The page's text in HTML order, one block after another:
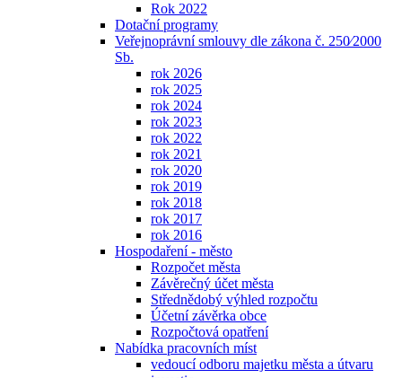
Rok 2022
Dotační programy
Veřejnoprávní smlouvy dle zákona č. 250⁄2000
Sb.
rok 2026
rok 2025
rok 2024
rok 2023
rok 2022
rok 2021
rok 2020
rok 2019
rok 2018
rok 2017
rok 2016
Hospodaření - město
Rozpočet města
Závěrečný účet města
Střednědobý výhled rozpočtu
Účetní závěrka obce
Rozpočtová opatření
Nabídka pracovních míst
vedoucí odboru majetku města a útvaru